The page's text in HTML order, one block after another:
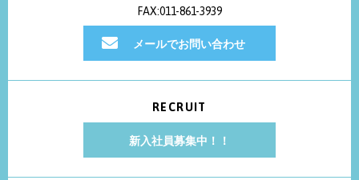
FAX:011-861-3939
メールでお問い合わせ
RECRUIT
新入社員募集中！！